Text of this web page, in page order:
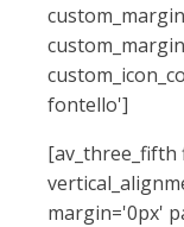
fontello']
margin='0px'